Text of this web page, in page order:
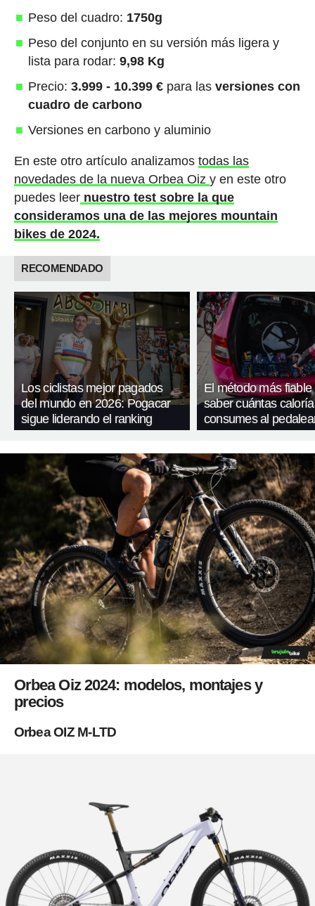
Peso del cuadro: 1750g
Peso del conjunto en su versión más ligera y
lista para rodar: 9,98 Kg
Precio: 3.999 - 10.399 €para las versiones con
cuadro de carbono
Versiones en carbono y aluminio
En este otro artículo analizamos todas las
novedades de la nueva Orbea Oiz y en este otro
puedes leernuestro test sobre la que
consideramos una de las mejores mountain
bikes de 2024.
RECOMENDADO
Los ciclistas mejor pagados
del mundo en 2026: Pogacar
sigue liderando el ranking
El método más fiable
saber cuántas
consumes al
Orbea Oiz 2024: modelos, montajes y
precios
Orbea OIZ M-LTD